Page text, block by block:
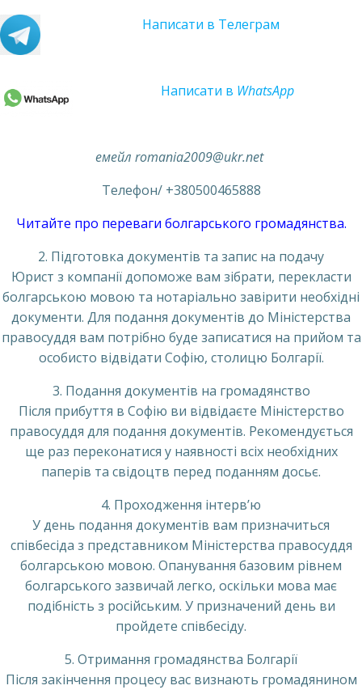
Написати в Телеграм
Написати в WhatsApp
емейл romania2009@ukr.net
Телефон/ +380500465888
Читайте про переваги болгарського громадянства.
2. Підготовка документів та запис на подачу
Юрист з компанії допоможе вам зібрати, перекласти
болгарською мовою та нотаріально завірити необхідні
документи. Для подання документів до Міністерства
правосуддя вам потрібно буде записатися на прийом та
особисто відвідати Софію, столицю Болгарії.
3. Подання документів на громадянство
Після прибуття в Софію ви відвідаєте Міністерство
правосуддя для подання документів. Рекомендується
ще раз переконатися у наявності всіх необхідних
паперів та свідоцтв перед поданням досьє.
4. Проходження інтерв’ю
У день подання документів вам призначиться
співбесіда з представником Міністерства правосуддя
болгарською мовою. Опанування базовим рівнем
болгарського зазвичай легко, оскільки мова має
подібність з російським. У призначений день ви
пройдете співбесіду.
5. Отримання громадянства Болгарії
Після закінчення процесу вас визнають громадянином